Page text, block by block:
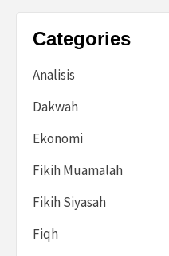
Categories
Analisis
Dakwah
Ekonomi
Fikih Muamalah
Fikih Siyasah
Fiqh